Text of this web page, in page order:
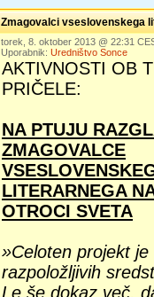
Zmagovalci vseslovenskega
torek, 8. oktober 2013 @ 22:31
Uporabnik: Uredništvo Sonce
AKTIVNOSTI OB
PRIČELE:
NA PTUJU
ZMAGOVALCE
LITERARNEGA
OTROCI SVETA
»Celoten projekt
razpoložljivih
Le še dokaz več,